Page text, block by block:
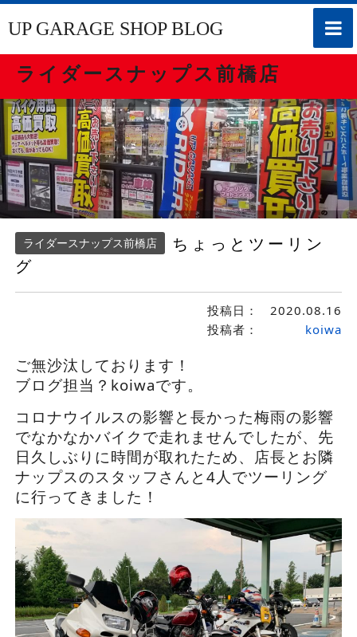
toggle
UP GARAGE SHOP BLOG
ライダースナップス前橋店
ライダースナップス前橋店
ちょっとツーリン
グ
投稿日：
2020.08.16
投稿者：
koiwa
ご無沙汰しております！
ブログ担当？koiwaです。
コロナウイルスの影響と長かった梅雨の影響
でなかなかバイクで走れませんでしたが、先
日久しぶりに時間が取れたため、店長とお隣
ナップスのスタッフさんと4人でツーリング
に行ってきました！